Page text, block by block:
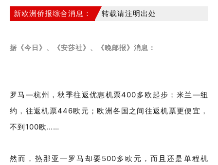
新欧洲侨报综合消息： 转载请注明出处
据《今日》、《安莎社》、《晚邮报》消息：
罗马—杭州，秋季往返优惠机票400多欧起步；米兰—纽
约，往返机票446欧元；欧洲各国之间往返机票更便宜，
不到100欧……
然而，热那亚—罗马却要500多欧元，而且还是单程机